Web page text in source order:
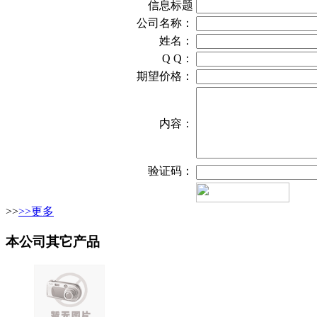
信息标题
公司名称：
姓名：
Q Q：
期望价格：
内容：
验证码：
>>>>更多
本公司其它产品